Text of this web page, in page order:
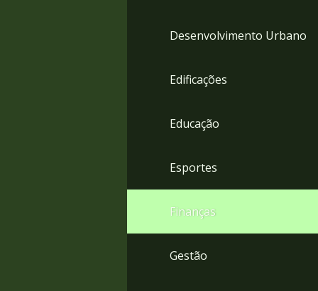
Desenvolvimento Urbano
Edificações
Educação
Esportes
Finanças
Gestão